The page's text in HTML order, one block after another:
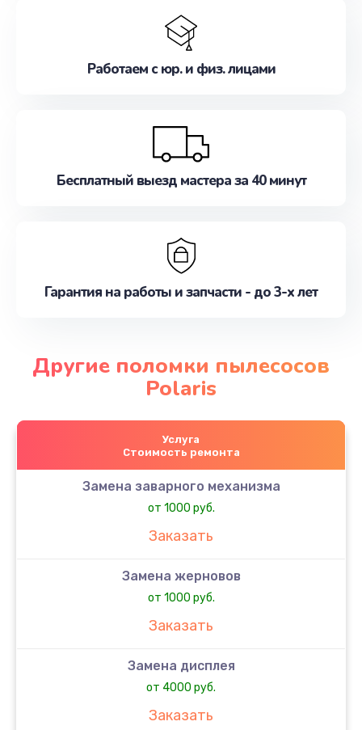
Работаем с юр. и физ. лицами
Бесплатный выезд мастера за 40 минут
Гарантия на работы и запчасти - до 3-х лет
Другие поломки пылесосов
Polaris
Услуга
Стоимость ремонта
Замена заварного механизма
от 1000 руб.
Заказать
Замена жерновов
от 1000 руб.
Заказать
Замена дисплея
от 4000 руб.
Заказать